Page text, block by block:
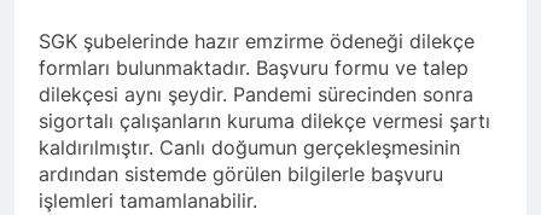
SGK şubelerinde hazır emzirme ödeneği dilekçe
formları bulunmaktadır. Başvuru formu ve talep
dilekçesi aynı şeydir. Pandemi sürecinden sonra
sigortalı çalışanların kuruma dilekçe vermesi şartı
kaldırılmıştır. Canlı doğumun gerçekleşmesinin
ardından sistemde görülen bilgilerle başvuru
işlemleri tamamlanabilir.